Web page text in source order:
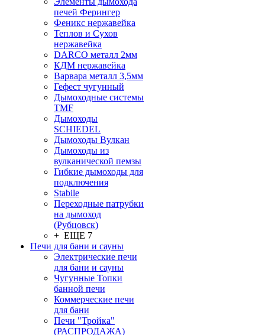
печей Ферингер
Феникс нержавейка
Теплов и Сухов
нержавейка
DARCO металл 2мм
КДМ нержавейка
Варвара металл 3,5мм
Гефест чугунный
Дымоходные системы
TMF
Дымоходы
SCHIEDEL
Дымоходы Вулкан
Дымоходы из
вулканической пемзы
Гибкие дымоходы для
подключения
Stabile
Переходные патрубки
на дымоход
(Рубцовск)
+ ЕЩЕ 7
Печи для бани и сауны
Электрические печи
для бани и сауны
Чугунные Топки
банной печи
Коммерческие печи
для бани
Печи "Тройка"
(РАСПРОДАЖА)